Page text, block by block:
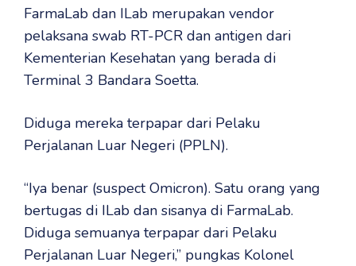
FarmaLab dan ILab merupakan vendor
pelaksana swab RT-PCR dan antigen dari
Kementerian Kesehatan yang berada di
Terminal 3 Bandara Soetta.
Diduga mereka terpapar dari Pelaku
Perjalanan Luar Negeri (PPLN).
“Iya benar (suspect Omicron). Satu orang yang
bertugas di ILab dan sisanya di FarmaLab.
Diduga semuanya terpapar dari Pelaku
Perjalanan Luar Negeri,” pungkas Kolonel